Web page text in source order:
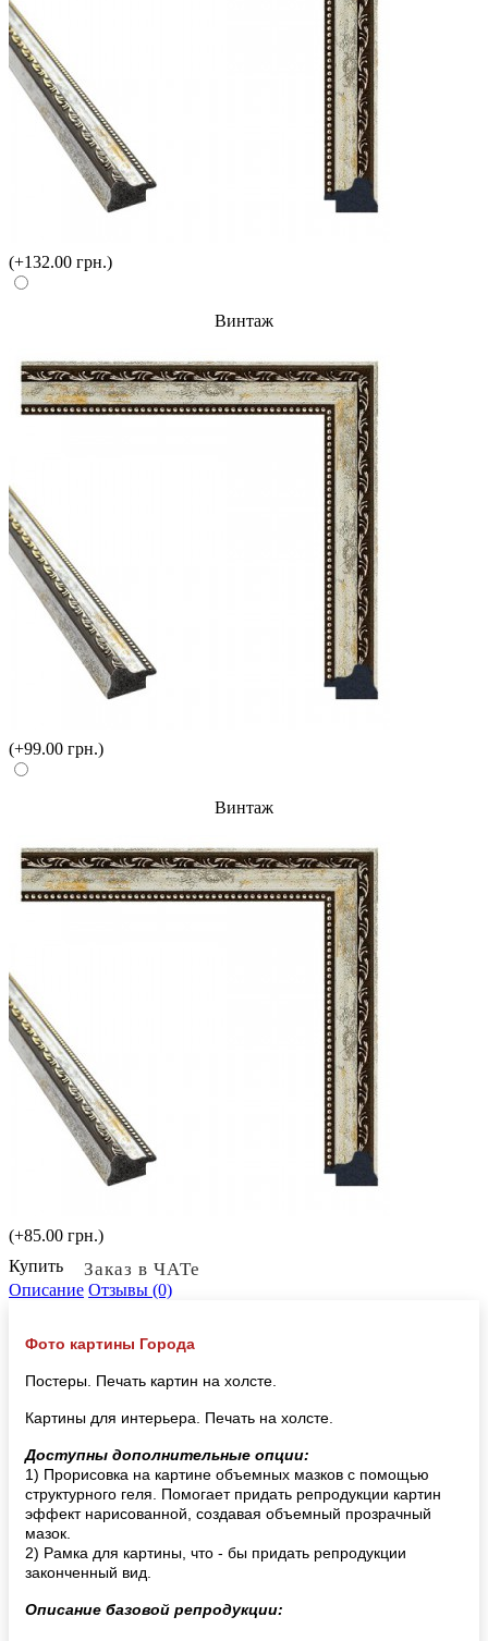
(+132.00 грн.)
Винтаж
(+99.00 грн.)
Винтаж
(+85.00 грн.)
Купить
Заказ в ЧАТе
Описание Отзывы (0)
Фото картины Города
Постеры. Печать картин на холсте.
Картины для интерьера. Печать на холсте.
Доступны дополнительные опции:
1) Прорисовка на картине объемных мазков с помощью
структурного геля. Помогает придать репродукции картин
эффект нарисованной, создавая объемный прозрачный
мазок.
2) Рамка для картины, что - бы придать репродукции
законченный вид.
Описание базовой репродукции: